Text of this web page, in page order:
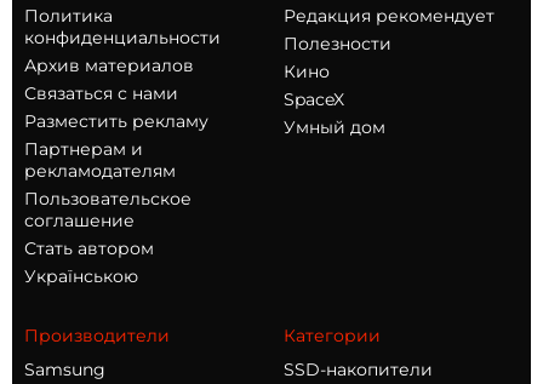
Политика
конфиденциальности
Архив материалов
Связаться с нами
Разместить рекламу
Партнерам и
рекламодателям
Пользовательское
соглашение
Стать автором
Українською
Редакция рекомендует
Полезности
Кино
SpaceX
Умный дом
Производители
Samsung
Категории
SSD-накопители